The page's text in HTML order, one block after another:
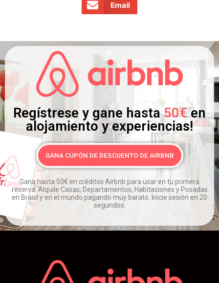
Email
Regístrese y gane hasta50€en
alojamiento y experiencias!
GANA CUPÓN DE DESCUENTO DE AIRBNB
Gana hasta 50€ en créditos Airbnb para usar en tu primera
reserva. Alquile Casas, Departamentos, Habitaciones y Posadas
en Brasil y en el mundo pagando muy barato.
Inicie sesión en 20
segundos.